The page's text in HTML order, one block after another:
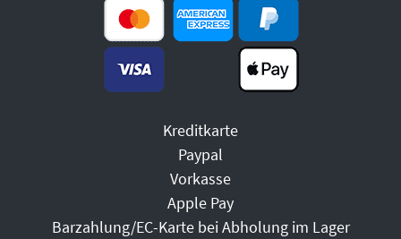
Kreditkarte
Paypal
Vorkasse
Apple Pay
Barzahlung/EC-Karte bei Abholung im Lager